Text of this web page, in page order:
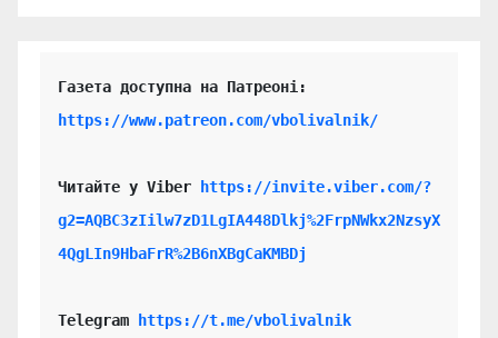
https://www.patreon.com/vbolivalnik/
Читайте у Viber
https://invite.viber.com/?
g2=AQBC3zIilw7zD1LgIA448Dlkj%2FrpNWkx2NzsyX
4QgLIn9HbaFrR%2B6nXBgCaKMBDj
Telegram https://t.me/vbolivalnik